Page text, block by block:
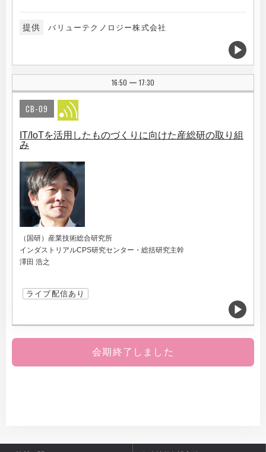
提供 バリューテクノロジー株式会社
16:50 | 17:30
CB-09
IT/IoTを活用したものづくりに向けた産総研の取り組
み
（国研）産業技術総合研究所
インダストリアルCPS研究センター・総括研究主幹
澤田 浩之
ライブ配信あり
会期終了しました